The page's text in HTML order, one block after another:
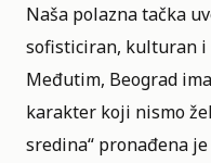
Naša polazna tačka
sofisticiran, kulturan
Međutim, Beograd
karakter koji nismo
sredina“ pronađena